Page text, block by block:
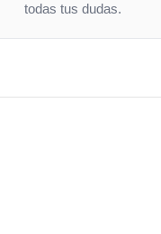
todas tus dudas.